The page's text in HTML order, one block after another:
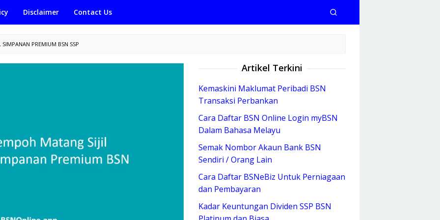
Disclaimer Contact Us
PREMIUM BSN SSP
Artikel Terkini
Kemaskini Maklumat Peribadi BSN
Transaksi Perbankan
Cara Daftar BSN Online Login myBSN
Dalam Bahasa Melayu
Semak Nombor Akaun Bank BSN
Sendiri / Orang Lain
Cara Daftar BSNeBiz Untuk Perniagaan
dan Pembayaran
Kadar Keuntungan Dividen SSP BSN